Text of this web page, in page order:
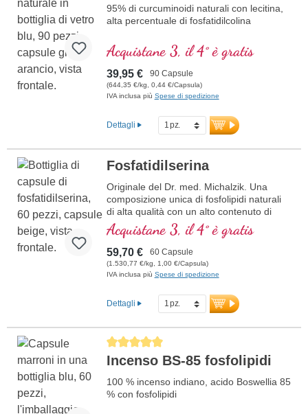
95% di curcuminoidi naturali con lecitina,
alta percentuale di fosfatidilcolina
Acquistane 3, il 4° è gratis
39,95 € 90 Capsule
(644,35 €/kg, 0,44 €/Capsula)
IVA inclusa più Spese di spedizione
Dettagli
Fosfatidilserina
Originale del Dr. med. Michalzik. Una
composizione unica di fosfolipidi naturali
di alta qualità con un alto contenuto di
prezioso fosfatidilserina. Alta purezza, il
prodotto di fosfatidilserina collaudato per
oltre 15 anni.319 mg di tenore totale di
fosfolipidi per capsula:
126,5 mg fosfatidilserina,
107,5 mg phosphatidylinositolo,
44,5 mg acido fosfatidico,
Acquistane 3, il 4° è gratis
59,70 € 60 Capsule
(1.530,77 €/kg, 1,00 €/Capsula)
IVA inclusa più Spese di spedizione
Dettagli
Average rating of 5 out of 5 stars
Incenso BS-85 fosfolipidi
100 % incenso indiano, acido Boswellia 85
% con fosfolipidi